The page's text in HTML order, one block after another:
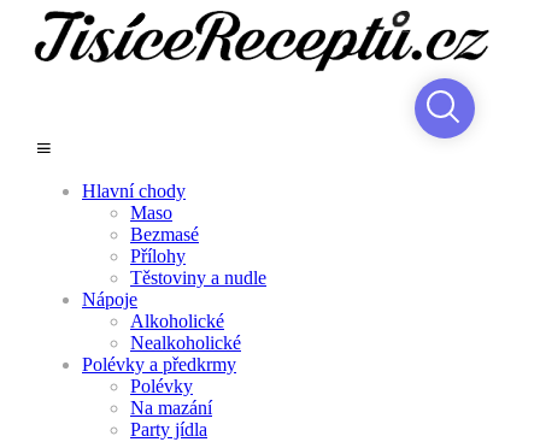
Hlavní chody
Maso
Bezmasé
Přílohy
Těstoviny a nudle
Nápoje
Alkoholické
Nealkoholické
Polévky a předkrmy
Polévky
Na mazání
Party jídla